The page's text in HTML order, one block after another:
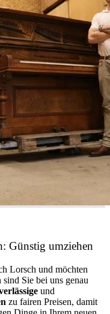
Günstig umziehen
Lorsch und möchten
sind Sie bei uns genau
und
zu fairen Preisen, damit